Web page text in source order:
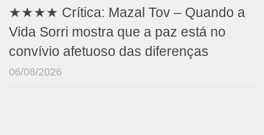
★★★★ Crítica: Mazal Tov – Quando a
Vida Sorri mostra que a paz está no
convívio afetuoso das diferenças
06/08/2026